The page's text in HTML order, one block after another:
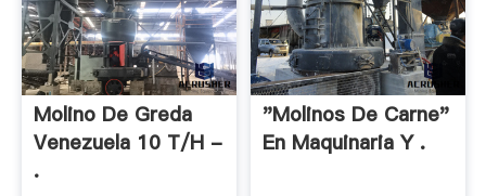
Molino De Greda
Venezuela 10 T/h -
.
"molinos De Carne"
En Maquinaria Y .